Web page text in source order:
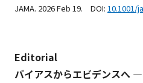
JAMA. 2026 Feb 19. DOI: 10.1001/
Editorial
バイアスからエビデンスへ